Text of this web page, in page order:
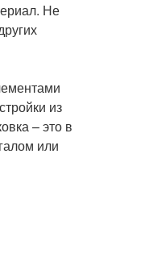
Не
из
– это в
или